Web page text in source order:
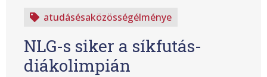
atudásésaközösségélménye
NLG-s siker a síkfutás-
diákolimpián